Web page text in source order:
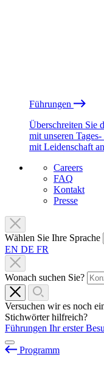
Führungen
Überschreiten Sie
mit unseren
mit Leidenschaft
Careers
FAQ
Kontakt
Presse
Wählen Sie Ihre Sprache
EN DE FR
Wonach suchen Sie?
Versuchen wir es noch
Stichwörter hilfreich?
Führungen Ihr erster
Programm